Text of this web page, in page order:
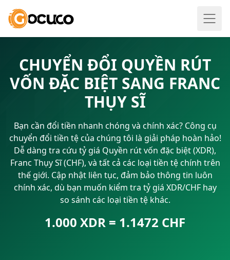
CHUYỂN ĐỔI QUYỀN RÚT
VỐN ĐẶC BIỆT SANG FRANC
THỤY SĨ
Bạn cần đổi tiền nhanh chóng và chính xác? Công cụ
chuyển đổi tiền tệ của chúng tôi là giải pháp hoàn hảo!
Dễ dàng tra cứu tỷ giá Quyền rút vốn đặc biệt (XDR),
Franc Thụy Sĩ (CHF), và tất cả các loại tiền tệ chính trên
thế giới. Cập nhật liên tục, đảm bảo thông tin luôn
chính xác, dù bạn muốn kiểm tra tỷ giá XDR/CHF hay
so sánh các loại tiền tệ khác.
1.000 XDR = 1.1472 CHF